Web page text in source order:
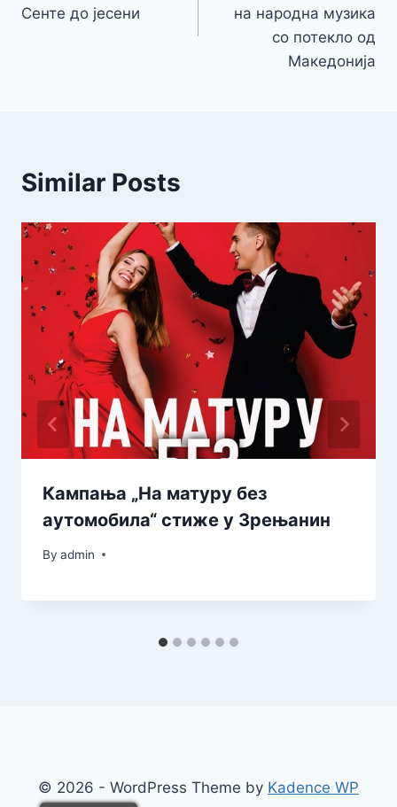
Сенте до јесени
на народна музика
со потекло од
Македонија
Similar Posts
Кампања „На матуру без
аутомобила“ стиже у Зрењанин
By admin
© 2026 - WordPress Theme by Kadence WP